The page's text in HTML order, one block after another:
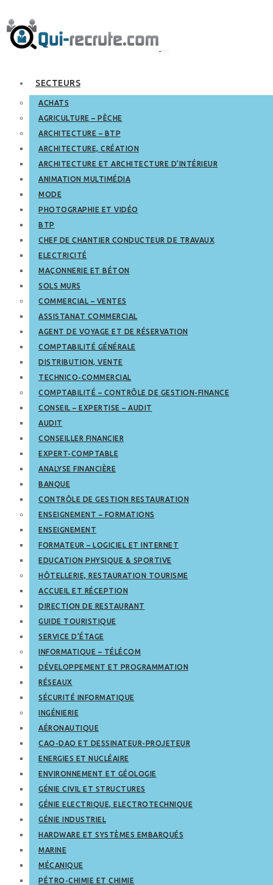
SECTEURS
ACHATS
AGRICULTURE – PÊCHE
ARCHITECTURE – BTP
ARCHITECTURE, CRÉATION
ARCHITECTURE ET ARCHITECTURE D’INTÉRIEUR
ANIMATION MULTIMÉDIA
MODE
PHOTOGRAPHIE ET VIDÉO
BTP
CHEF DE CHANTIER CONDUCTEUR DE TRAVAUX
ELECTRICITÉ
MAÇONNERIE ET BÉTON
SOLS MURS
COMMERCIAL – VENTES
ASSISTANAT COMMERCIAL
AGENT DE VOYAGE ET DE RÉSERVATION
COMPTABILITÉ GÉNÉRALE
DISTRIBUTION, VENTE
TECHNICO-COMMERCIAL
COMPTABILITÉ – CONTRÔLE DE GESTION-FINANCE
CONSEIL – EXPERTISE – AUDIT
AUDIT
CONSEILLER FINANCIER
EXPERT-COMPTABLE
ANALYSE FINANCIÈRE
BANQUE
CONTRÔLE DE GESTION RESTAURATION
ENSEIGNEMENT – FORMATIONS
ENSEIGNEMENT
FORMATEUR – LOGICIEL ET INTERNET
EDUCATION PHYSIQUE & SPORTIVE
HÔTELLERIE, RESTAURATION TOURISME
ACCUEIL ET RÉCEPTION
DIRECTION DE RESTAURANT
GUIDE TOURISTIQUE
SERVICE D’ÉTAGE
INFORMATIQUE – TÉLÉCOM
DÉVELOPPEMENT ET PROGRAMMATION
RÉSEAUX
SÉCURITÉ INFORMATIQUE
INGÉNIERIE
AÉRONAUTIQUE
CAO-DAO ET DESSINATEUR-PROJETEUR
ENERGIES ET NUCLÉAIRE
ENVIRONNEMENT ET GÉOLOGIE
GÉNIE CIVIL ET STRUCTURES
GÉNIE ELECTRIQUE, ELECTROTECHNIQUE
GÉNIE INDUSTRIEL
HARDWARE ET SYSTÈMES EMBARQUÉS
MARINE
MÉCANIQUE
PÉTRO-CHIMIE ET CHIMIE